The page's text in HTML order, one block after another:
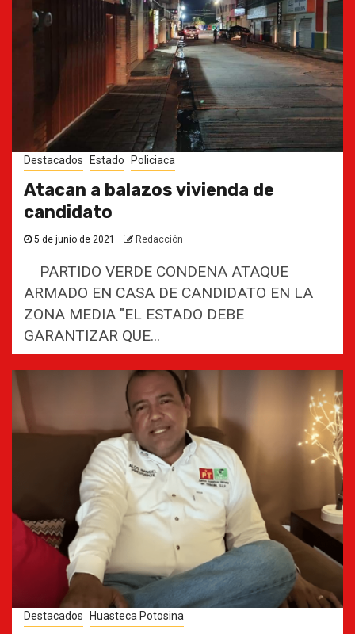
Destacados Estado Policiaca
Atacan a balazos vivienda de
candidato
5 de junio de 2021 Redacción
PARTIDO VERDE CONDENA ATAQUE
ARMADO EN CASA DE CANDIDATO EN LA
ZONA MEDIA "EL ESTADO DEBE
GARANTIZAR QUE...
Destacados Huasteca Potosina